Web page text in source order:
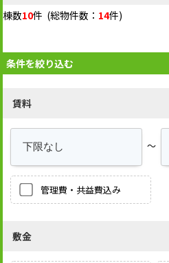
棟数10件 (総物件数： 14件)
条件を絞り込む
賃料
～
管理費・共益費込み
敷金